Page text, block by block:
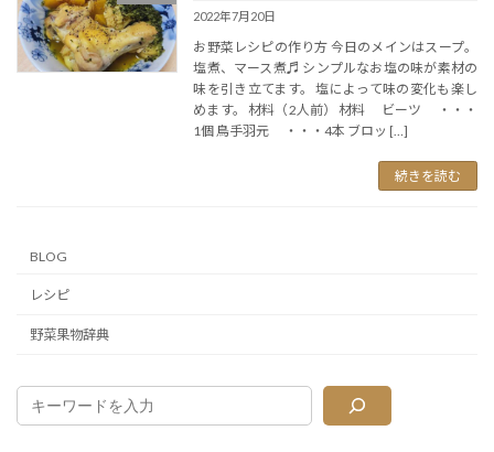
2022年7月20日
お野菜レシピの作り方 今日のメインはスープ。
塩煮、マース煮♬ シンプルなお塩の味が素材の
味を引き立てます。 塩によって味の変化も楽し
めます。 材料（2人前） 材料 ビーツ ・・・
1個 鳥手羽元 ・・・4本 ブロッ […]
続きを読む
BLOG
レシピ
野菜果物辞典